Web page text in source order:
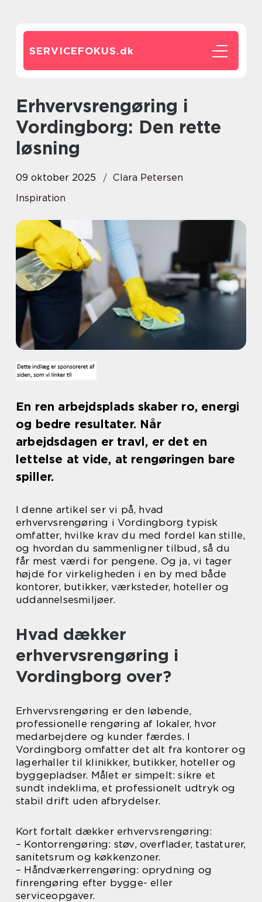
SERVICEFOKUS.dk
Erhvervsrengøring i
Vordingborg: Den rette
løsning
09 oktober 2025
Clara Petersen
Inspiration
En ren arbejdsplads skaber ro, energi
og bedre resultater. Når
arbejdsdagen er travl, er det en
lettelse at vide, at rengøringen bare
spiller.
I denne artikel ser vi på, hvad
erhvervsrengøring i Vordingborg typisk
omfatter, hvilke krav du med fordel kan stille,
og hvordan du sammenligner tilbud, så du
får mest værdi for pengene. Og ja, vi tager
højde for virkeligheden i en by med både
kontorer, butikker, værksteder, hoteller og
uddannelsesmiljøer.
Hvad dækker
erhvervsrengøring i
Vordingborg over?
Erhvervsrengøring er den løbende,
professionelle rengøring af lokaler, hvor
medarbejdere og kunder færdes. I
Vordingborg omfatter det alt fra kontorer og
lagerhaller til klinikker, butikker, hoteller og
byggepladser. Målet er simpelt: sikre et
sundt indeklima, et professionelt udtryk og
stabil drift uden afbrydelser.
Kort fortalt dækker erhvervsrengøring:
– Kontorrengøring: støv, overflader, tastaturer,
sanitetsrum og køkkenzoner.
– Håndværkerrengøring: oprydning og
finrengøring efter bygge- eller
serviceopgaver.